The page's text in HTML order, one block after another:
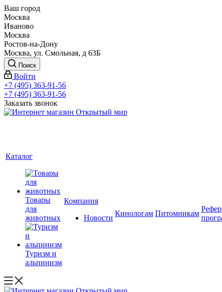
Ваш город
Москва
Иваново
Москва
Ростов-на-Дону
Москва, ул. Смольная, д 63Б
Поиск
Войти
+7 (495) 363-91-56
+7 (495) 363-91-56
Заказать звонок
Каталог
Товары
для
животных
Туризм и
альпинизм
Компания
Новости
Кинологам Питомникам